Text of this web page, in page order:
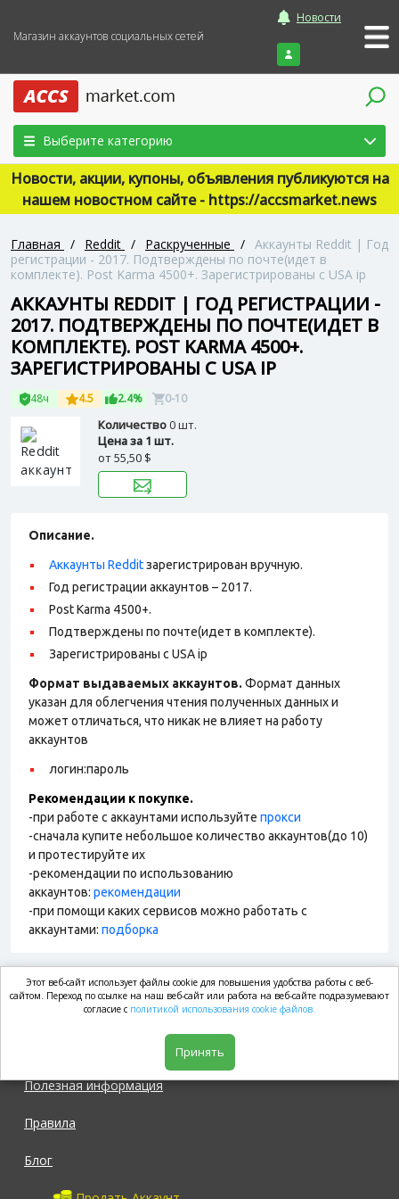
Магазин аккаунтов социальных сетей
Новости
Войти
Выберите категорию
Новости, акции, купоны, объявления публикуются на
нашем новостном сайте - https://accsmarket.news
Главная / Reddit / Раскрученные / Аккаунты Reddit | Год
регистрации - 2017. Подтверждены по почте(идет в
комплекте). Post Karma 4500+. Зарегистрированы с USA ip
АККАУНТЫ REDDIT | ГОД РЕГИСТРАЦИИ -
2017. ПОДТВЕРЖДЕНЫ ПО ПОЧТЕ(ИДЕТ В
КОМПЛЕКТЕ). POST KARMA 4500+.
ЗАРЕГИСТРИРОВАНЫ С USA IP
48ч 4.5 2.4% 0-10
Количество0 шт.
Цена за 1 шт.
от55,50 $
Описание.
Аккаунты Redditзарегистрирован вручную.
Год регистрации аккаунтов – 2017.
Post Karma 4500+.
Подтверждены по почте(идет в комплекте).
Зарегистрированы с USA ip
Формат выдаваемых аккаунтов. Формат данных
указан для облегчения чтения полученных данных и
может отличаться, что никак не влияет на работу
аккаунтов
логин:пароль
Рекомендации к покупке.
-при работе с аккаунтами используйте прокси
-сначала купите небольшое количество аккаунтов(до 10)
и протестируйте их
-рекомендации по использованию
аккаунтов: рекомендации
-при помощи каких сервисов можно работать с
аккаунтами: подборка
market.com
Полезная информация
Правила
Блог
Этот веб-сайт использует файлы cookie для повышения удобства работы с веб-
сайтом. Переход по ссылке на наш веб-сайт или работа на веб-сайте подразумевают
согласие с политикой использования cookie файлов.
Принять